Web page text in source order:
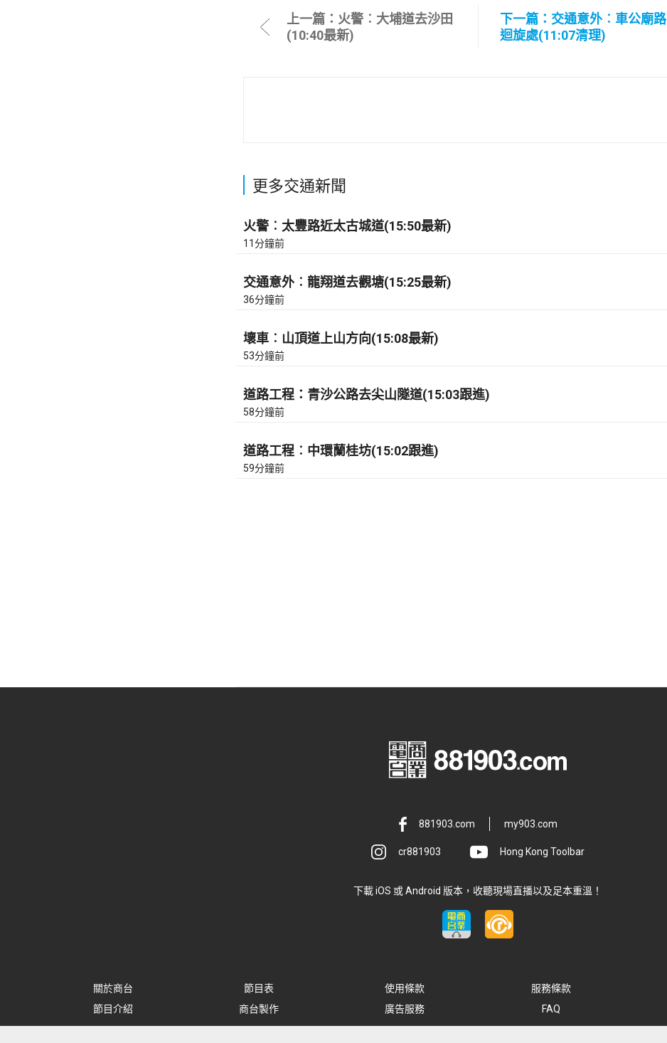
上一篇：火警︰大埔道去沙田
(10:40最新)
下一篇：交通意外︰車公廟路
迴旋處(11:07清理)
更多交通新聞
火警︰太豐路近太古城道(15:50最新)
11分鐘前
交通意外︰龍翔道去觀塘(15:25最新)
36分鐘前
壞車︰山頂道上山方向(15:08最新)
53分鐘前
道路工程：青沙公路去尖山隧道(15:03跟進)
58分鐘前
道路工程︰中環蘭桂坊(15:02跟進)
59分鐘前
881903.com my903.com
cr881903 Hong Kong Toolbar
下載 iOS 或 Android 版本，收聽現場直播以及足本重溫！
關於商台 節目表 使用條款 服務條款
節目介紹
商台製作 廣告服務 FAQ